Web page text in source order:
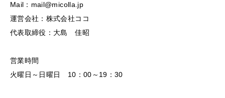
Mail：mail@micolla.jp
運営会社：株式会社ココ
代表取締役：大島 佳昭
営業時間
火曜日～日曜日 10：00～19：30